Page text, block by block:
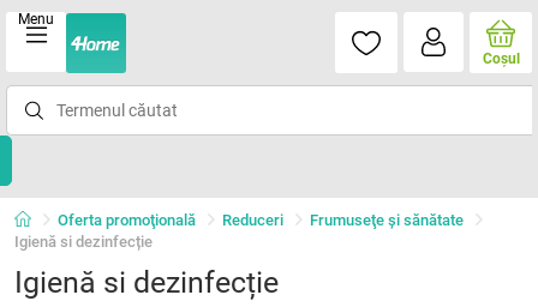
Menu
Coşul
Oferta promoţională Reduceri
Frumuseţe şi sănătate
Igienă si dezinfecție
Igienă si dezinfecție